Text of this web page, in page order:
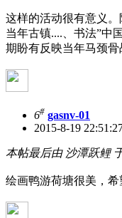
这样的活动很有意义
当年古镇....、书法”中
期盼有反映当年马颈骨
6# gasnv-01
2015-8-19
本帖最后由 沙潭跃鲤
绘画鸭游荷塘很美，希